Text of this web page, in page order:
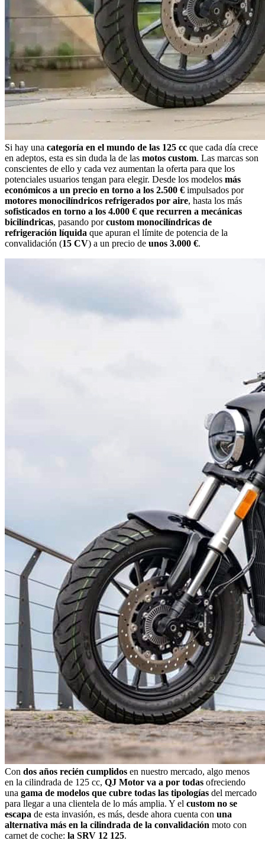
Si hay una categoría en el mundo de las 125 cc que cada día crece
en adeptos, esta es sin duda la de las motos custom. Las marcas son
conscientes de ello y cada vez aumentan la oferta para que los
potenciales usuarios tengan para elegir. Desde los modelos más
económicos a un precio en torno a los 2.500 € impulsados por
motores monocilíndricos refrigerados por aire, hasta los más
sofisticados en torno a los 4.000 € que recurren a mecánicas
bicilíndricas, pasando porcustom monocilíndricas de
refrigeración líquida que apuran el límite de potencia de la
convalidación (15 CV) a un precio de unos 3.000 €.
Con dos años recién cumplidos en nuestro mercado, algo menos
en la cilindrada de 125 cc, QJ Motor va a por todas ofreciendo
una gama de modelos que cubre todas las tipologías del mercado
para llegar a una clientela de lo más amplia. Y el custom no se
escapa de esta invasión, es más, desde ahora cuenta con una
alternativa más en la cilindrada de la convalidación moto con
carnet de coche: la SRV 12 125.